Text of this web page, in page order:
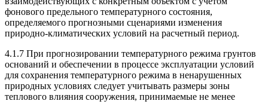
фонового предельного температурного состояния,
определяемого прогнозными сценариями изменения
природно-климатических условий на расчетный период.
4.1.7 При прогнозировании температурного режима грунтов
оснований и обеспечении в процессе эксплуатации условий
для сохранения температурного режима в ненарушенных
природных условиях следует учитывать размеры зоны
теплового влияния сооружения, принимаемые не менее